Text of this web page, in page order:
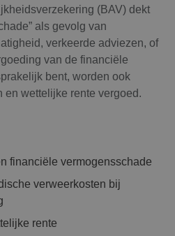
(BAV) dekt
als gevolg van
verkeerde adviezen, of
van de financiële
bent, worden ook
en wettelijke rente vergoed.
financiële vermogensschade
verweerkosten bij
rente